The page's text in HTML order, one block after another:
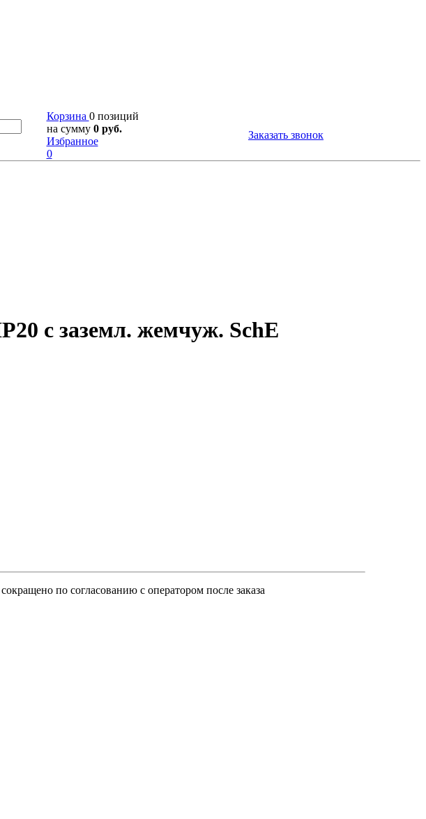
Корзина 0 позиций
на сумму 0 руб.
Избранное
0
Заказать звонок
с заземл. жемчуж. SchE
по согласованию с оператором после заказа